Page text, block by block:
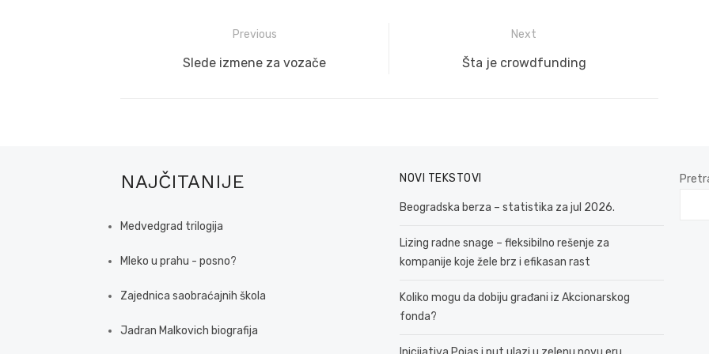
navigation
Previous
Previous
Slede izmene za vozače
Next
Next
Šta je crowdfunding
NAJČITANIJE
Medvedgrad trilogija
Mleko u prahu - posno?
Zajednica saobraćajnih škola
Jadran Malkovich biografija
NOVI TEKSTOVI
Beogradska berza – statistika za jul 2026.
Lizing radne snage – fleksibilno rešenje za
kompanije koje žele brz i efikasan rast
Koliko mogu da dobiju građani iz Akcionarskog
fonda?